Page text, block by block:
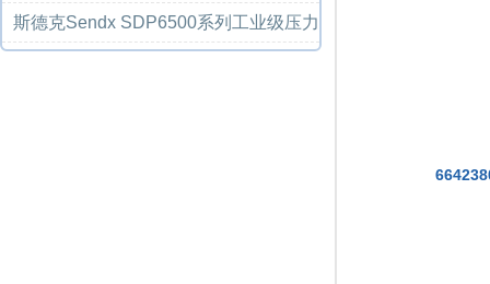
业级压力变...
斯德克Sendx SDP6500系列工业级压力